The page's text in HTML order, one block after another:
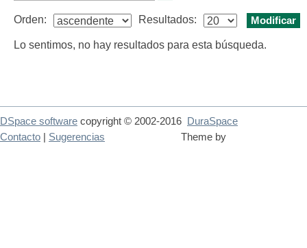
Orden: Resultados:
Lo sentimos, no hay resultados para esta búsqueda.
DSpace software copyright © 2002-2016
DuraSpace
Theme by
Contacto Sugerencias